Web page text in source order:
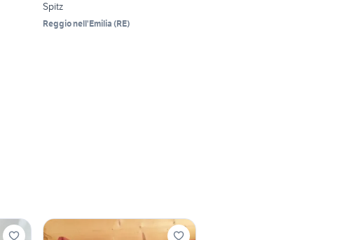
Spitz
Reggio nell'Emilia (RE)